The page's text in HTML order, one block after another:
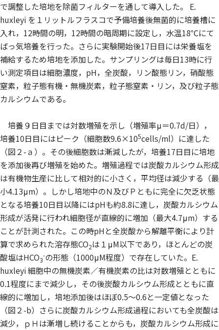
で調整した培地を除菌フィルターを通して導入した。 E.
huxleyi を１リットルフラスコで予備培養後無菌的に培養槽に
入れ，12時間の明，12時間の暗周期に設定し，水温18℃にて
ばっ気培養を行った。さらに実験開始後17日目には栄養塩を
補給するため培地を添加した。サンプリングは毎日13時に行
い測定項目は細胞濃度，pH，全炭酸，リン酸態リン，硝酸態
窒素，粒子態有機・無機炭素，粒子態窒素・リン，及び粒子態
カルシウムである。
培養９日目までは対数増殖を示し（増殖率μ＝0.7d/日），
培養10日目にはピーク（細胞数9.6×105cells/ml）に達した
（図２-ａ）。その後細胞数は漸減したが，培養17日目に培地
を添加後再び増殖を始めた。増殖過程では炭酸カルシウム形成
は有機物生産に比して相対的に小さく，平均径は減少する（最
小4.13μm）。しかし培地中のＮ及びＰともに完全に欠乏状態
となる培養10日目以降にはpHも約8.8に達し，炭酸カルシウム
形成が活発に行われ細胞径が直線的に増加（最大4.7μm）する
ことが計測された。この時pHと全炭酸から解離平衡により計
算で求められた溶存態CO2は１μM以下であり，ほとんどの炭
酸塩はHCO3
-の形態（1000μM程度）で存在していた。 E.
huxleyi 細胞中の無機炭素／有機炭素の比は対数増殖とともに
0.1程度にまで減少し，その後炭酸カルシウム形成とともに直
線的に増加し，培地添加後はほぼ0.5～0.6と一定値となった
（図２-b）さらに炭酸カルシウム形成過程においても全炭酸は
減少，ｐＨは漸増し続けることからも，炭酸カルシウム形成に